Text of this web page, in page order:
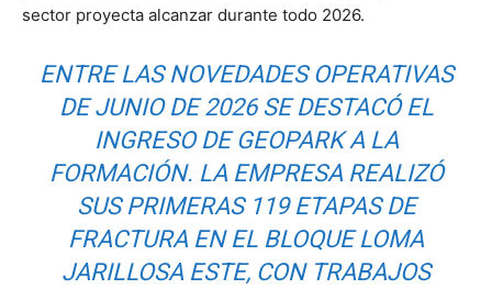
sector proyecta alcanzar durante todo 2026.
ENTRE LAS NOVEDADES OPERATIVAS
DE JUNIO DE 2026 SE DESTACÓ EL
INGRESO DE GEOPARK A LA
FORMACIÓN. LA EMPRESA REALIZÓ
SUS PRIMERAS 119 ETAPAS DE
FRACTURA EN EL BLOQUE LOMA
JARILLOSA ESTE, CON TRABAJOS